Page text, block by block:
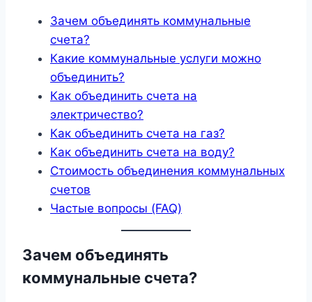
Зачем объединять коммунальные
счета?
Какие коммунальные услуги можно
объединить?
Как объединить счета на
электричество?
Как объединить счета на газ?
Как объединить счета на воду?
Стоимость объединения коммунальных
счетов
Частые вопросы (FAQ)
Зачем объединять
коммунальные счета?